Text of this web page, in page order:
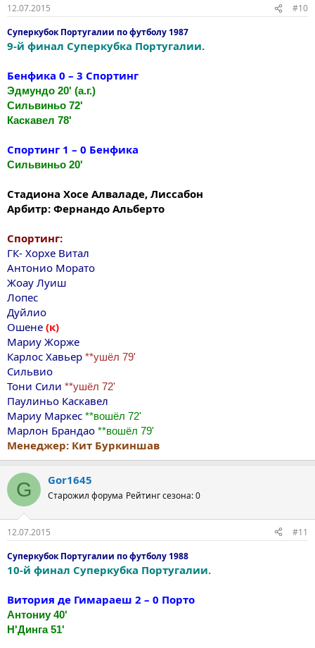
12.07.2015
#10
Суперкубок Португалии по футболу 1987
9-й финал Суперкубка Португалии.
Бенфика 0 – 3 Спортинг
Эдмундо 20' (а.г.)
Сильвиньо 72'
Каскавел 78'
Спортинг 1 – 0 Бенфика
Сильвиньо 20'
Стадиона Хосе Алваладе, Лиссабон
Арбитр: Фернандо Альберто
Спортинг:
ГК- Хорхе Витал
Антонио Морато
Жоау Луиш
Лопес
Дуйлио
Ошене (к)
Мариу Жорже
Карлос Хавьер **ушёл 79'
Сильвио
Тони Сили **ушёл 72'
Паулиньо Каскавел
Мариу Маркес **вошёл 72'
Марлон Брандао **вошёл 79'
Менеджер: Кит Буркиншав
G Gor1645
Старожил форума Рейтинг сезона: 0
12.07.2015
#11
Суперкубок Португалии по футболу 1988
10-й финал Суперкубка Португалии.
Витория де Гимараеш 2 – 0 Порто
Антониу 40'
Н'Динга 51'